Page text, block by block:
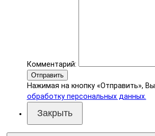
Комментарий:
Отправить
Нажимая на кнопку «Отправить»,
обработку персональных данных.
Закрыть